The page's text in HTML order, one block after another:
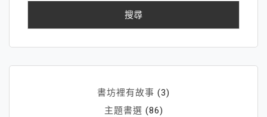
書坊裡有故事 (3)
主題書選 (86)